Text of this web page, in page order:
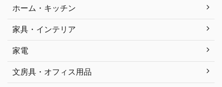
ホーム・キッチン
家具・インテリア
家電
文房具・オフィス用品